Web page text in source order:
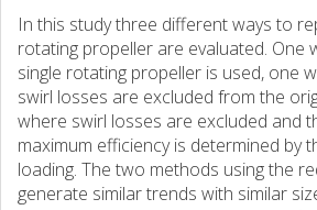
In this study three different ways to
rotating propeller are evaluated. One
single rotating propeller is used, one
swirl losses are excluded from the
where swirl losses are excluded and
maximum efficiency is determined by
loading. The two methods using the
generate similar trends with similar